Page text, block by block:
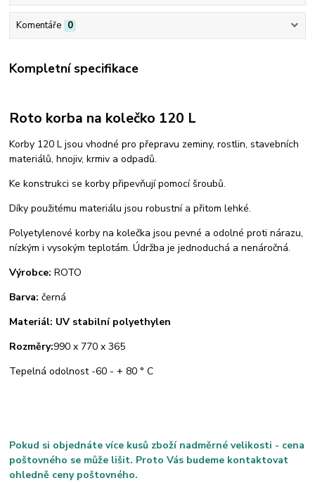
Komentáře 0
Kompletní specifikace
Roto korba na kolečko 120 L
Korby 120 L jsou vhodné pro přepravu zeminy, rostlin, stavebních
materiálů, hnojiv, krmiv a odpadů.
Ke konstrukci se korby připevňují pomocí šroubů.
Díky použitému materiálu jsou robustní a přitom lehké.
Polyetylenové korby na kolečka jsou pevné a odolné proti nárazu,
nízkým i vysokým teplotám. Údržba je jednoduchá a nenáročná.
Výrobce:ROTO
Barva: černá
Materiál: UV stabilní polyethylen
Rozměry:990 x 770 x 365
Tepelná odolnost -60 - + 80 ° C
Pokud si objednáte více kusů zboží nadměrné velikosti - cena
poštovného se může lišit. Proto Vás budeme kontaktovat
ohledně ceny poštovného.